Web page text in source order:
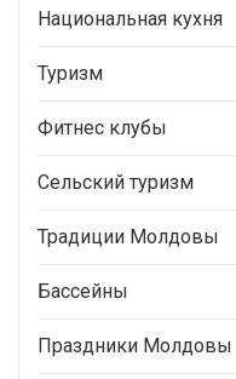
Национальная кухня
Туризм
Фитнес клубы
Сельский туризм
Традиции Молдовы
Бассейны
Праздники Молдовы